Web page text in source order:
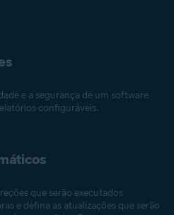
e a segurança de um software
configuráveis.
que serão executados
e defina as atualizações que serão